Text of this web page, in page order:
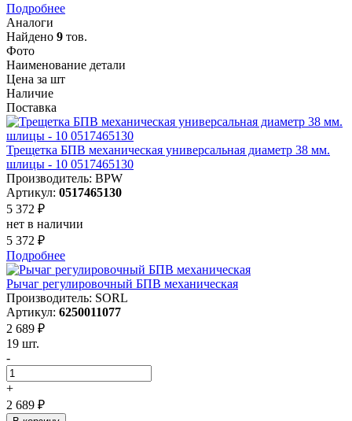
Подробнее
Аналоги
Найдено 9 тов.
Фото
Наименование детали
Цена за шт
Наличие
Поставка
Трещетка БПВ механическая универсальная диаметр 38 мм.
шлицы - 10 0517465130
Производитель: BPW
Артикул: 0517465130
5 372 ₽
нет в наличии
5 372 ₽
Подробнее
Рычаг регулировочный БПВ механическая
Производитель: SORL
Артикул: 6250011077
2 689 ₽
19 шт.
-
+
2 689 ₽